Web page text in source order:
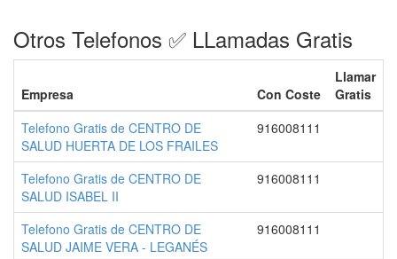
Otros Telefonos ✅ LLamadas Gratis
Empresa Con Coste
Llamar
Gratis
Telefono Gratis de CENTRO DE
SALUD HUERTA DE LOS FRAILES
916008111
Telefono Gratis de CENTRO DE
SALUD ISABEL II
916008111
Telefono Gratis de CENTRO DE
SALUD JAIME VERA - LEGANÉS
916008111